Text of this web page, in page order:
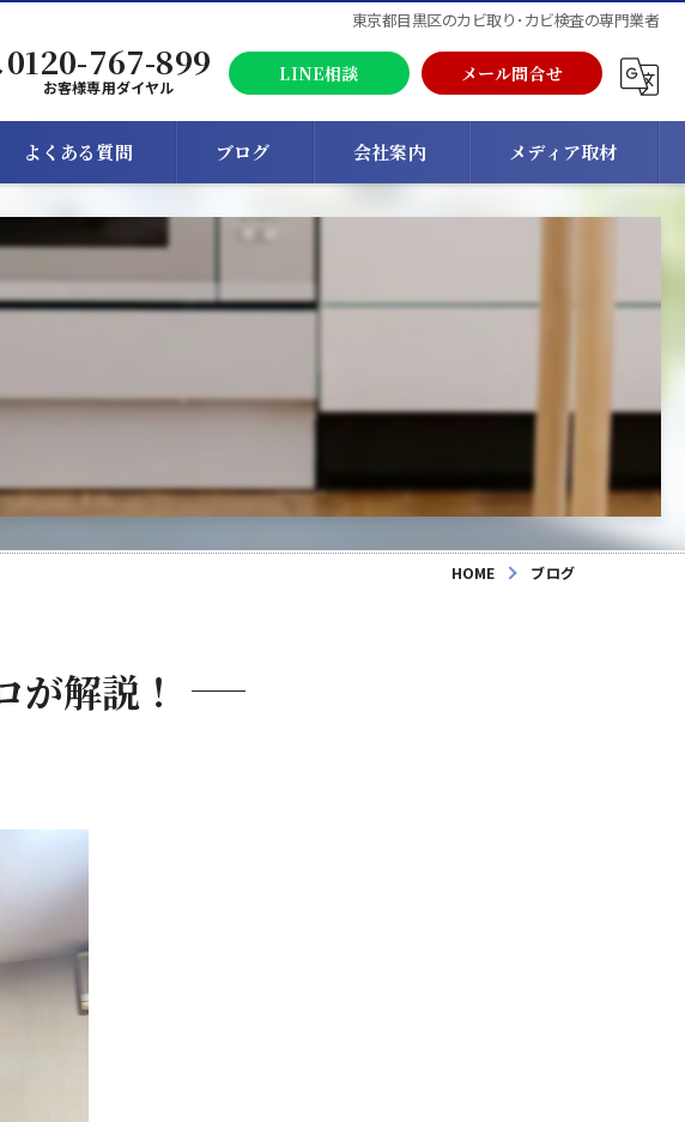
東京都目黒区のカビ取り･カビ検査の専門業者
0120-767-899
お客様専用ダイヤル
LINE相談 メール問合せ
よくある質問 ブログ 会社案内 メディア取材
HOME ブログ
が解説！